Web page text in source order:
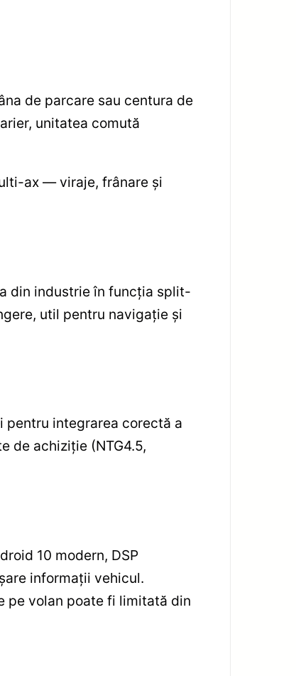
de parcare sau centura de
unitatea comută
ax — viraje, frânare și
din industrie în funcția split-
util pentru navigație și
pentru integrarea corectă a
de achiziție (NTG4.5,
10 modern, DSP
informații vehicul.
pe volan poate fi limitată din